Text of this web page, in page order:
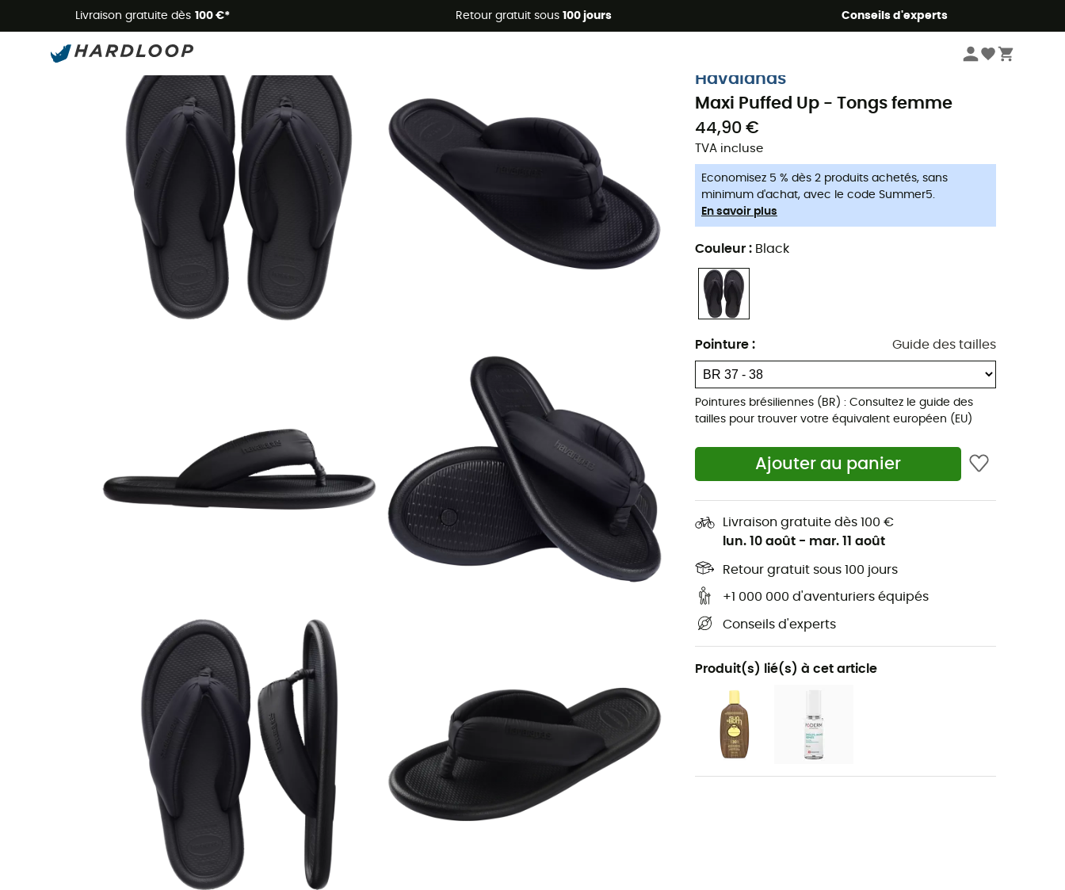
Livraison gratuite dès 100 €* Retour gratuit sous 100 jours Conseils d'experts
Promos d'été 🔥 -5 % EXTRA dès 2 produits* code Summer5
Havaianas
Maxi Puffed Up - Tongs femme
44,90 €
TVA incluse
Economisez 5 % dès 2 produits achetés, sans
minimum d'achat, avec le code Summer5.
En savoir plus
Couleur : Black
Pointure : Guide des tailles
Pointures brésiliennes (BR) : Consultez le guide des
tailles pour trouver votre équivalent européen (EU)
Ajouter au panier
Livraison gratuite dès 100 €
lun. 10 août - mar. 11 août
Retour gratuit sous 100 jours
+1 000 000 d'aventuriers équipés
Conseils d'experts
Produit(s) lié(s) à cet article